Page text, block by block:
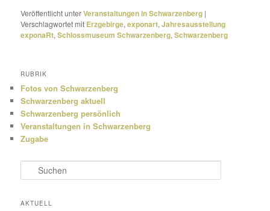
Veröffentlicht unterVeranstaltungen in Schwarzenberg |
Verschlagwortet mit Erzgebirge,exponart,Jahresausstellung
exponaRt,Schlossmuseum Schwarzenberg,Schwarzenberg
RUBRIK
Fotos von Schwarzenberg
Schwarzenberg aktuell
Schwarzenberg persönlich
Veranstaltungen in Schwarzenberg
Zugabe
u
h
AKTUELL